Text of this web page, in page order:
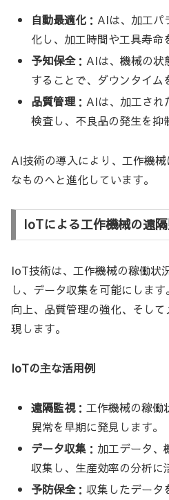
自動最適化 ：AIは、加工
化し、加工時間や工具寿命
予知保全：AIは、機械の状
することで、ダウンタイム
品質管理：AIは、加工され
検査し、不良品の発生を抑
AI技術の導入により、工作機
なものへと進化しています。
IoTによる工作機械の遠
IoT技術は、工作機械の稼働状
し、データ収集を可能にしま
向上、品質管理の強化、そし
現します。
IoTの主な活用例
遠隔監視：工作機械の稼働
異常を早期に発見します。
データ収集 ：加工データ
収集し、生産効率の分析に
予防保全：収集したデータ